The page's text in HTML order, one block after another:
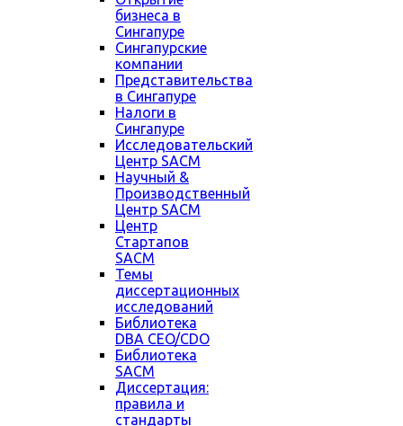
бизнеса в
Сингапуре
Сингапурские
компании
Представительства
в Сингапуре
Налоги в
Сингапуре
Исследовательский
Центр SACM
Научный &
Производственный
Центр SACM
Центр
Стартапов
SACM
Темы
диссертационных
исследований
Библиотека
DBA CEO/CDO
Библиотека
SACM
Диссертация:
правила и
стандарты